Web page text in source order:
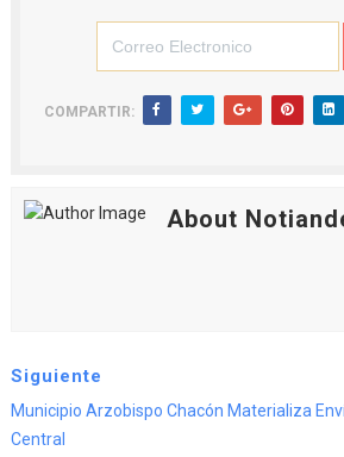
COMPARTIR:
About
Siguiente
Municipio Arzobispo Chacón Materializa
Central